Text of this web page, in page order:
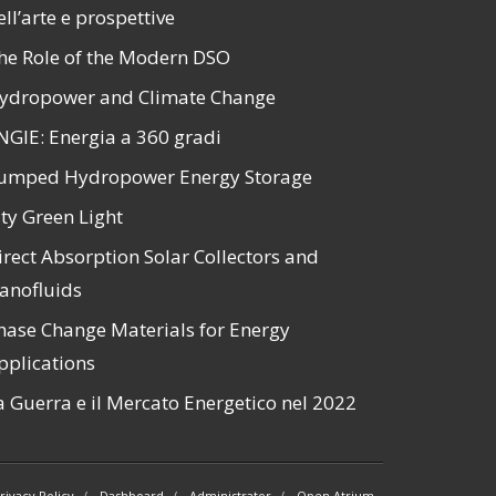
e prospettive
Role of the Modern DSO
and Climate Change
Energia a 360 gradi
Hydropower Energy Storage
Green Light
Absorption Solar Collectors and
Change Materials for Energy
Guerra e il Mercato Energetico nel 2022